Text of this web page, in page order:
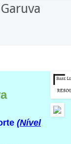
(Nível